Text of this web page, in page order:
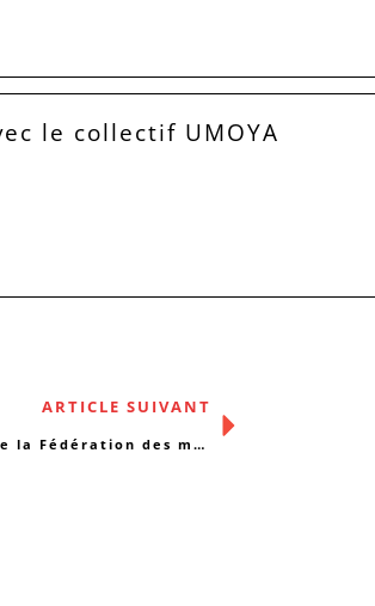
le collectif UMOYA
ARTICLE SUIVANT
Étude et analyses 2019 de la Fédération des maisons médicales